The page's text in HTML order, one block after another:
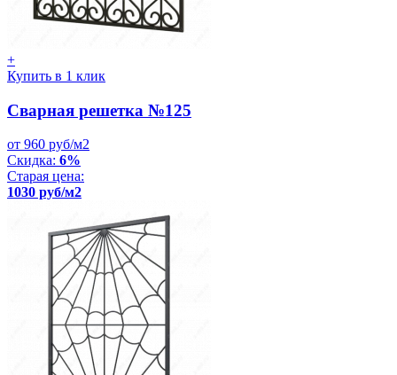
+
Купить в 1 клик
Сварная решетка №125
от 960 руб/м2
Скидка: 6%
Старая цена:
1030 руб/м2